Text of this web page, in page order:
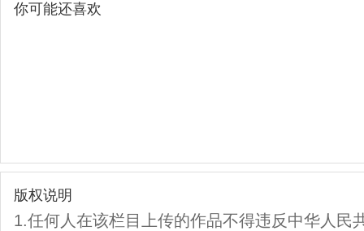
你可能还喜欢
版权说明
1.任何人在该栏目上传的作品不得违反中华人民